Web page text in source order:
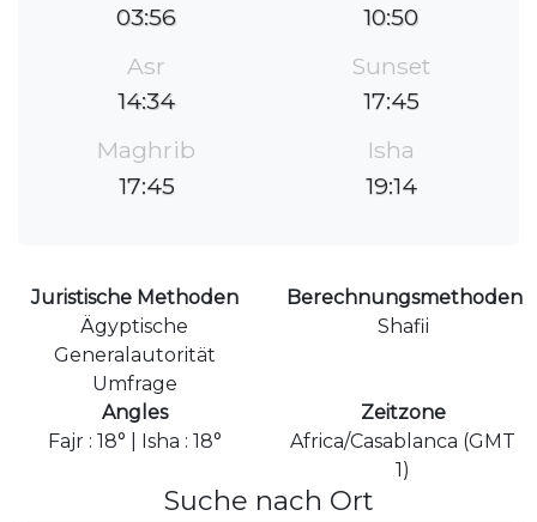
03:56
10:50
Asr
14:34
Sunset
17:45
Maghrib
17:45
Isha
19:14
Juristische Methoden
Ägyptische
Generalautorität
Umfrage
Berechnungsmethoden
Shafii
Angles
Fajr : 18° | Isha : 18°
Zeitzone
Africa/Casablanca (GMT
1)
Suche nach Ort